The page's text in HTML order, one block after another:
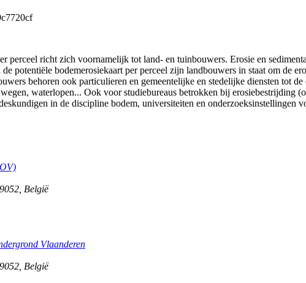
perceel richt zich voornamelijk tot land- en tuinbouwers. Erosie en
potentiële bodemerosiekaart per perceel zijn landbouwers in staat om de
behoren ook particulieren en gemeentelijke en stedelijke diensten tot
waterlopen... Ook voor studiebureaus betrokken bij erosiebestrijding
in de discipline bodem, universiteiten en onderzoeksinstellingen
9052 België
Vlaanderen
9052 België